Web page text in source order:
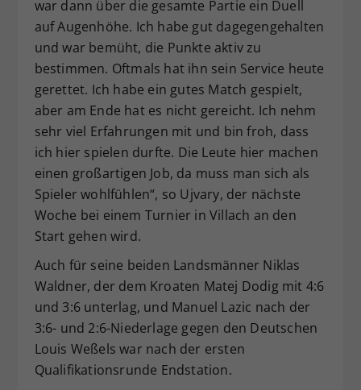
war dann über die gesamte Partie ein Duell
auf Augenhöhe. Ich habe gut dagegengehalten
und war bemüht, die Punkte aktiv zu
bestimmen. Oftmals hat ihn sein Service heute
gerettet. Ich habe ein gutes Match gespielt,
aber am Ende hat es nicht gereicht. Ich nehm
sehr viel Erfahrungen mit und bin froh, dass
ich hier spielen durfte. Die Leute hier machen
einen großartigen Job, da muss man sich als
Spieler wohlfühlen“, so Ujvary, der nächste
Woche bei einem Turnier in Villach an den
Start gehen wird.
Auch für seine beiden Landsmänner Niklas
Waldner, der dem Kroaten Matej Dodig mit 4:6
und 3:6 unterlag, und Manuel Lazic nach der
3:6- und 2:6-Niederlage gegen den Deutschen
Louis Weßels war nach der ersten
Qualifikationsrunde Endstation.